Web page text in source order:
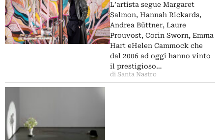
L’artista segue Margaret
Salmon, Hannah Rickards,
Andrea Büttner, Laure
Prouvost, Corin Sworn, Emma
Hart eHelen Cammock che
dal 2006 ad oggi hanno vinto
il prestigioso…
di Santa Nastro